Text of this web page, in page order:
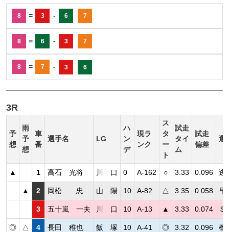
8 = 3 - 6 7
8 = 6 - 3 7
8 = 7 - 3 6
3R
予
想
雨
予
想
車
番
選手名 LG
ハ
ン
デ
現ラ
ンク
ス
タ
ー
ト
試走
タイ
ム
試走
偏差
選
▲ 1 高石 光将 川 口 0 A-162 ○ 3.33 0.096 逃
▲ 2 岡松 忠 山 陽 10 A-82 △ 3.35 0.058 早
3 五十嵐 一夫 川 口 10 A-13 ▲ 3.33 0.074 Ｓ
◎ △ 4 長田 稚也 飯 塚 10 A-41 ◎ 3.32 0.096 機